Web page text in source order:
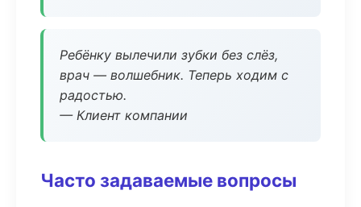
Ребёнку вылечили зубки без слёз,
врач — волшебник. Теперь ходим с
радостью.
— Клиент компании
Часто задаваемые вопросы